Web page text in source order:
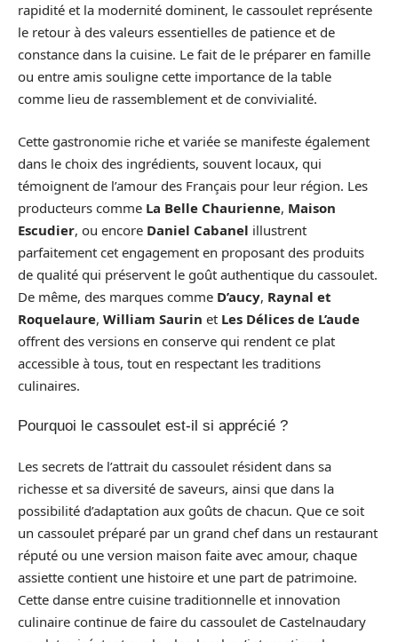
rapidité et la modernité dominent, le cassoulet représente
le retour à des valeurs essentielles de patience et de
constance dans la cuisine. Le fait de le préparer en famille
ou entre amis souligne cette importance de la table
comme lieu de rassemblement et de convivialité.
Cette gastronomie riche et variée se manifeste également
dans le choix des ingrédients, souvent locaux, qui
témoignent de l’amour des Français pour leur région. Les
producteurs comme La Belle Chaurienne, Maison
Escudier, ou encore Daniel Cabanel illustrent
parfaitement cet engagement en proposant des produits
de qualité qui préservent le goût authentique du cassoulet.
De même, des marques comme D’aucy, Raynal et
Roquelaure, William Saurin et Les Délices de L’aude
offrent des versions en conserve qui rendent ce plat
accessible à tous, tout en respectant les traditions
culinaires.
Pourquoi le cassoulet est-il si apprécié ?
Les secrets de l’attrait du cassoulet résident dans sa
richesse et sa diversité de saveurs, ainsi que dans la
possibilité d’adaptation aux goûts de chacun. Que ce soit
un cassoulet préparé par un grand chef dans un restaurant
réputé ou une version maison faite avec amour, chaque
assiette contient une histoire et une part de patrimoine.
Cette danse entre cuisine traditionnelle et innovation
culinaire continue de faire du cassoulet de Castelnaudary